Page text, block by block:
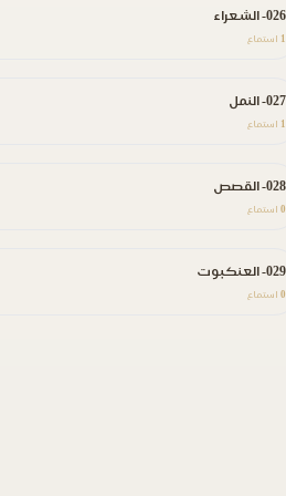
026- الشعراء
1 استماع
027- النمل
1 استماع
028- القصص
0 استماع
029- العنكبوت
0 استماع